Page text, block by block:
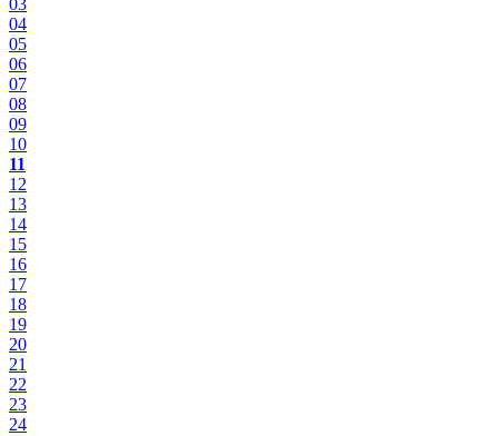
03
04
05
06
07
08
09
10
11
12
13
14
15
16
17
18
19
20
21
22
23
24